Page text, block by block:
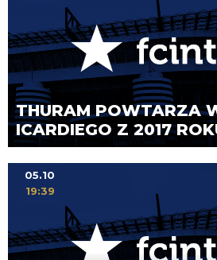
THURAM POWTARZA
ICARDIEGO Z 2017
05.10
19:39